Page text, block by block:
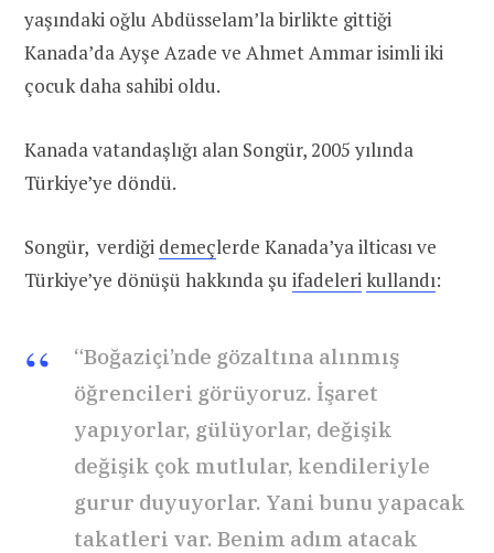
yaşındaki oğlu Abdüsselam’la birlikte gittiği
Kanada’da Ayşe Azade ve Ahmet Ammar isimli iki
çocuk daha sahibi oldu.
Kanada vatandaşlığı alan Songür, 2005 yılında
Türkiye’ye döndü.
Songür, verdiği demeçlerde Kanada’ya ilticası ve
Türkiye’ye dönüşü hakkında şu ifadeleri kullandı:
“Boğaziçi’nde gözaltına alınmış
öğrencileri görüyoruz. İşaret
yapıyorlar, gülüyorlar, değişik
değişik çok mutlular, kendileriyle
gurur duyuyorlar. Yani bunu yapacak
takatleri var. Benim adım atacak